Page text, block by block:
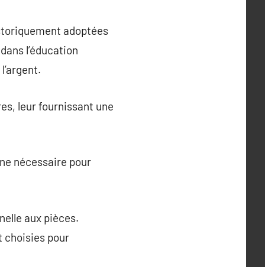
adoptées
l’éducation
leur fournissant une
nécessaire pour
aux pièces.
choisies pour